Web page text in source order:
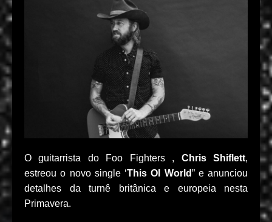
O guitarrista do Foo Fighters , Chris Shiflett,
estreou o novo single ‘This Ol World” e anunciou
detalhes da turnê britânica e europeia nesta
Primavera.